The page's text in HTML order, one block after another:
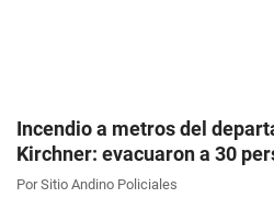
Incendio a metros del
Kirchner: evacuaron a 30
Por Sitio Andino Policiales